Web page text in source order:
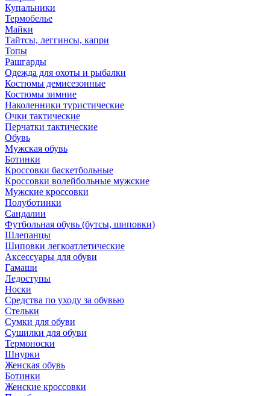
Купальники
Термобелье
Майки
Тайтсы, леггинсы, капри
Топы
Рашгарды
Одежда для охоты и рыбалки
Костюмы демисезонные
Костюмы зимние
Наколенники туристические
Очки тактические
Перчатки тактические
Обувь
Мужская обувь
Ботинки
Кроссовки баскетбольные
Кроссовки волейбольные мужские
Мужские кроссовки
Полуботинки
Сандалии
Футбольная обувь (бутсы, шиповки)
Шлепанцы
Шиповки легкоатлетические
Аксессуары для обуви
Гамаши
Ледоступы
Носки
Средства по уходу за обувью
Стельки
Сумки для обуви
Сушилки для обуви
Термоноски
Шнурки
Женская обувь
Ботинки
Женские кроссовки